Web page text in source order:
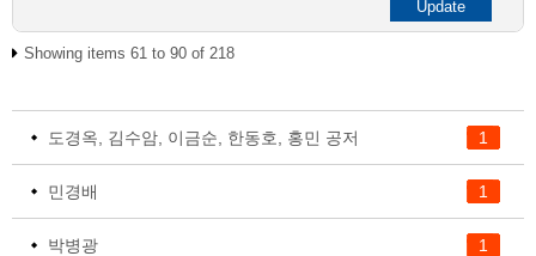
Showing items 61 to 90 of 218
1
도경옥, 김수암, 이금순, 한동호, 홍민 공저
1
민경배
1
박병광